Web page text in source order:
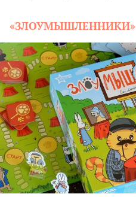
«ЗЛОУМЫШЛЕННИКИ»